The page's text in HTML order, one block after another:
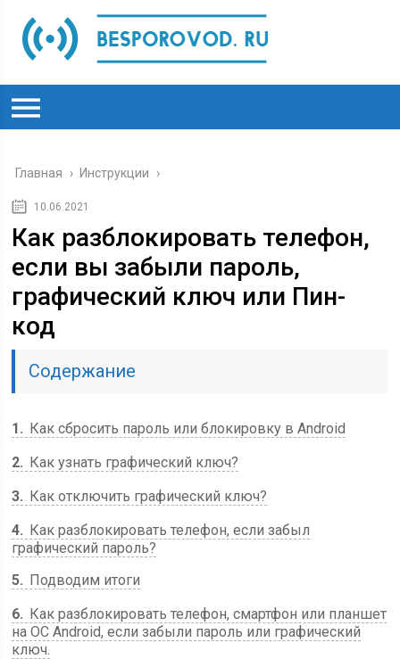
Главная › Инструкции ›
10.06.2021
Как разблокировать телефон,
если вы забыли пароль,
графический ключ или Пин-
код
Содержание
1
Как сбросить пароль или блокировку в Android
2
Как узнать графический ключ?
3
Как отключить графический ключ?
4
Как разблокировать телефон, если забыл
графический пароль?
5
Подводим итоги
6
Как разблокировать телефон, смартфон или планшет
на ОС Android, если забыли пароль или графический
ключ.